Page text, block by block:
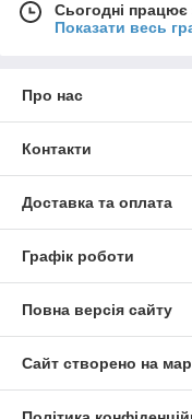
Сьогодні працює
Показати весь
Про нас
Контакти
Доставка та оплата
Графік роботи
Повна версія сайту
Сайт створено на